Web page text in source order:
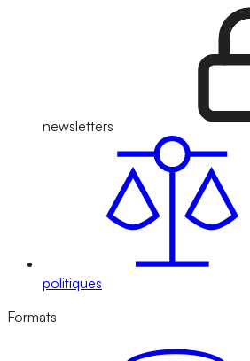
newsletters
politiques
Formats